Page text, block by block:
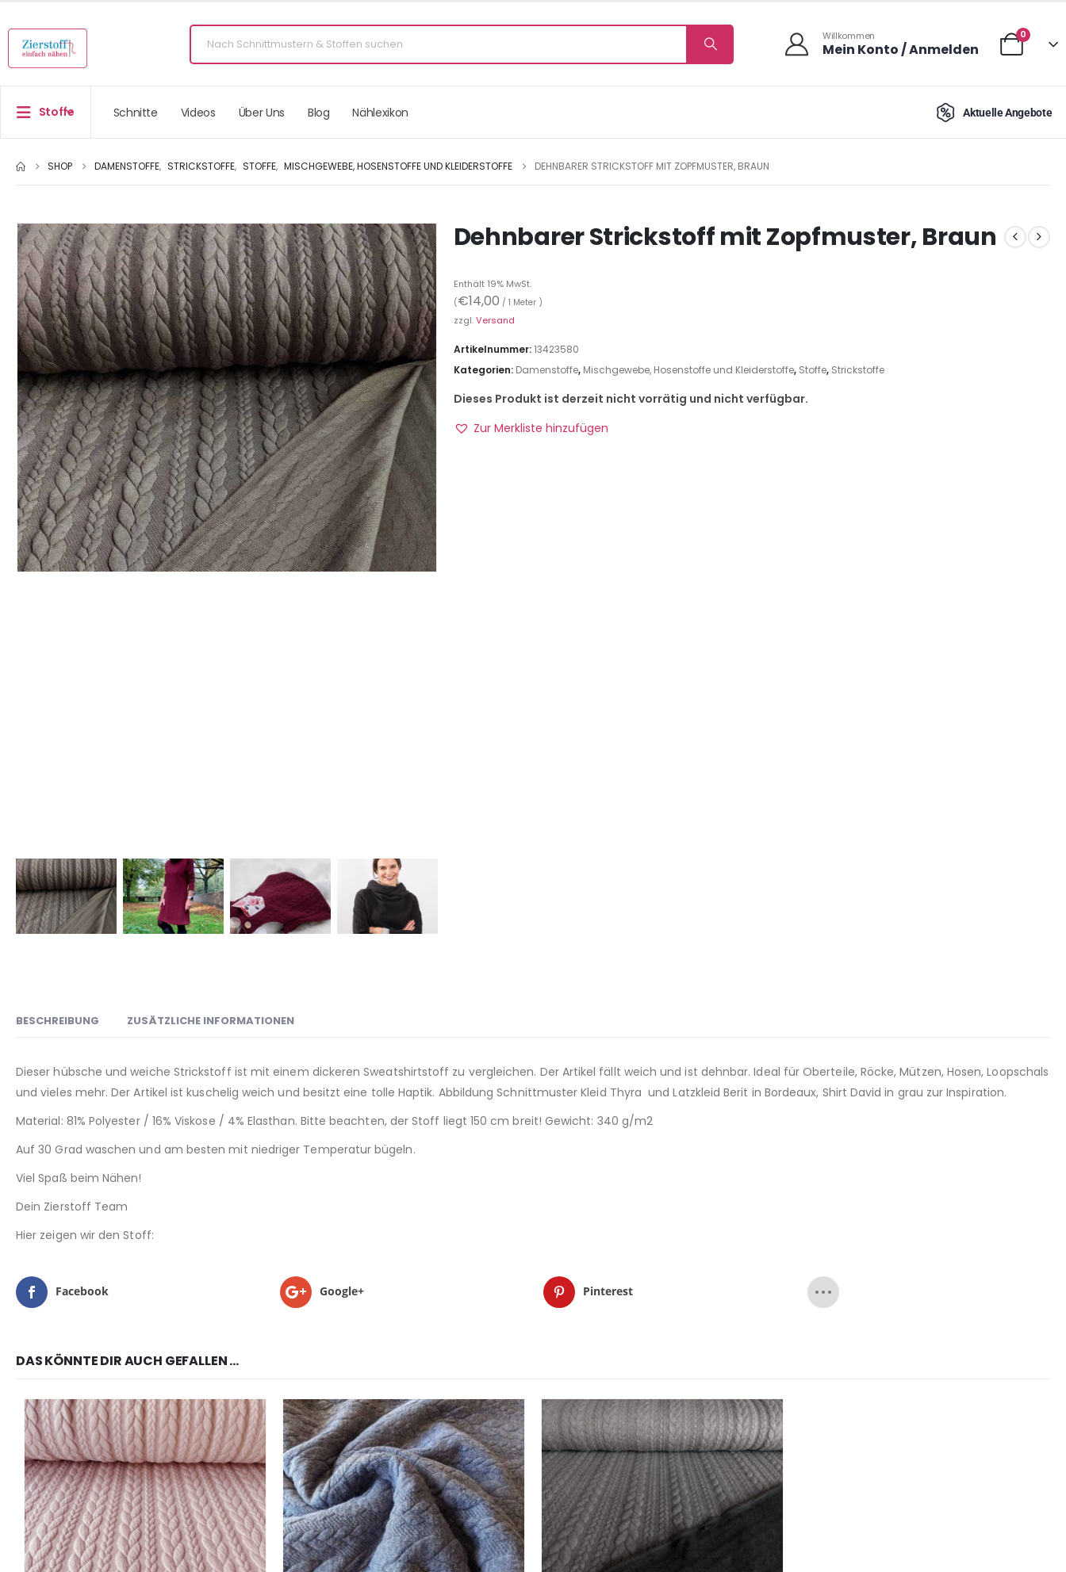
Willkommen
Mein Konto / Anmelden
0
Stoffe Schnitte Videos Über Uns Blog Nählexikon Aktuelle Angebote
SHOP DAMENSTOFFE, STRICKSTOFFE, STOFFE, MISCHGEWEBE, HOSENSTOFFE UND KLEIDERSTOFFE DEHNBARER STRICKSTOFF MIT ZOPFMUSTER, BRAUN
Dehnbarer Strickstoff mit Zopfmuster, Braun
Enthält 19% MwSt.
(€14,00 / 1 Meter )
zzgl.Versand
Artikelnummer:13423580
Kategorien: Damenstoffe, Mischgewebe, Hosenstoffe und Kleiderstoffe, Stoffe, Strickstoffe
Dieses Produkt ist derzeit nicht vorrätig und nicht verfügbar.
Zur Merkliste hinzufügen
BESCHREIBUNG ZUSÄTZLICHE INFORMATIONEN
Dieser hübsche und weiche Strickstoff ist mit einem dickeren Sweatshirtstoff zu vergleichen. Der Artikel fällt weich und ist dehnbar. Ideal für Oberteile, Röcke, Mützen, Hosen, Loopschals
und vieles mehr. Der Artikel ist kuschelig weich und besitzt eine tolle Haptik. Abbildung Schnittmuster Kleid Thyra und Latzkleid Berit in Bordeaux, Shirt David in grau zur Inspiration.
Material: 81% Polyester / 16% Viskose / 4% Elasthan. Bitte beachten, der Stoff liegt 150 cm breit! Gewicht: 340 g/m2
Auf 30 Grad waschen und am besten mit niedriger Temperatur bügeln.
Viel Spaß beim Nähen!
Dein Zierstoff Team
Hier zeigen wir den Stoff:
Facebook Google+ Pinterest
DAS KÖNNTE DIR AUCH GEFALLEN …